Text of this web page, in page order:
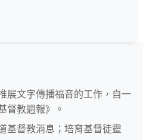
展文字傳播福音的工作，自一
督教週報》。
基督教消息；培育基督徒靈